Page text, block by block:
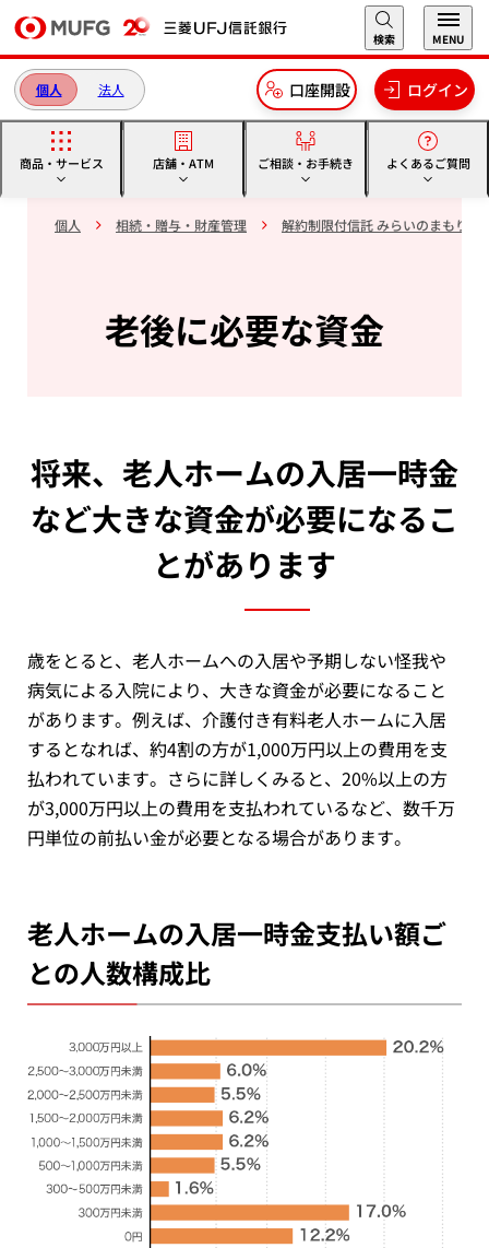
検索 MENU
個人 法人 口座開設 ログイン
商品・サービス 店舗・ATM ご相談・お手続き よくあるご質問
個人 相続・贈与・財産管理 解約制限付信託 みらいのまもり
老後に必要な資金
将来、老人ホームの入居一時金
など大きな資金が必要になるこ
とがあります
歳をとると、老人ホームへの入居や予期しない怪我や
病気による入院により、大きな資金が必要になること
があります。例えば、介護付き有料老人ホームに入居
するとなれば、約4割の方が1,000万円以上の費用を支
払われています。さらに詳しくみると、20%以上の方
が3,000万円以上の費用を支払われているなど、数千万
円単位の前払い金が必要となる場合があります。
老人ホームの入居一時金支払い額ご
との人数構成比